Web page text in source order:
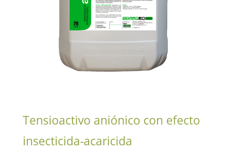
Tensioactivo aniónico con efecto
insecticida-acaricida